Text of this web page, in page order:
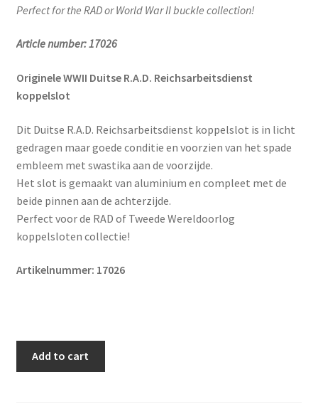
Perfect for the RAD or World War II buckle collection!
Article number: 17026
Originele WWII Duitse R.A.D. Reichsarbeitsdienst
koppelslot
Dit Duitse R.A.D. Reichsarbeitsdienst koppelslot is in licht
gedragen maar goede conditie en voorzien van het spade
embleem met swastika aan de voorzijde.
Het slot is gemaakt van aluminium en compleet met de
beide pinnen aan de achterzijde.
Perfect voor de RAD of Tweede Wereldoorlog
koppelsloten collectie!
Artikelnummer: 17026
Add to cart